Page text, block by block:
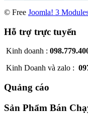
© Free Joomla! 3
Hỗ trợ trực tuyến
Kinh doanh :
Kinh Doanh và zalo :
Quảng cáo
Sản Phẩm Bán